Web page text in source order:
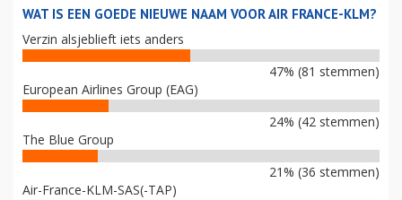
WAT IS EEN GOEDE NIEUWE NAAM VOOR AIR FRANCE-KLM?
Verzin alsjeblieft iets anders
47% (81 stemmen)
European Airlines Group (EAG)
24% (42 stemmen)
The Blue Group
21% (36 stemmen)
Air-France-KLM-SAS(-TAP)